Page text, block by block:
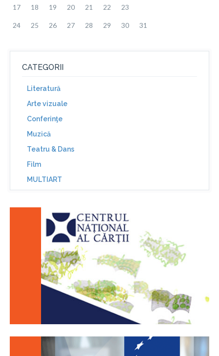
17 18 19 20 21 22 23
24 25 26 27 28 29 30 31
CATEGORII
Literatură
Arte vizuale
Conferinţe
Muzică
Teatru & Dans
Film
MULTIART